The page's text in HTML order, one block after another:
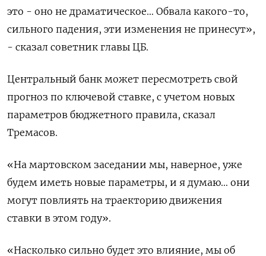
это - оно не драматическое… Обвала какого-то,
сильного падения, эти изменения не принесут»,
- сказал советник главы ЦБ.
Центральный банк может пересмотреть свой
прогноз по ​ключевой ставке, с учетом новых
⁠параметров бюджетного правила, сказал
Тремасов.
«На мартовском заседании мы, наверное, уже
будем иметь новые параметры, и я думаю… они
‌могут повлиять на траекторию движения
ставки в этом году».
«Насколько сильно будет ‌это влияние, мы об